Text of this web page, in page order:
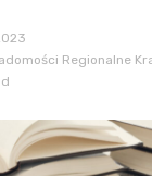
Regionalne